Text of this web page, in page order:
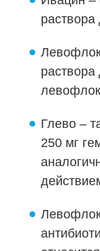
Глево –
250 мг